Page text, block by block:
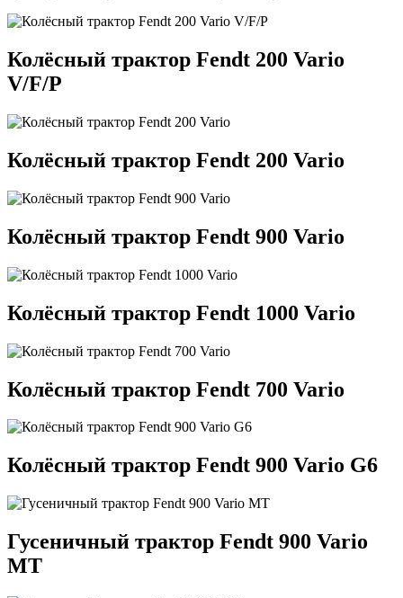
Колёсный трактор Fendt 200 Vario
V/F/P
Колёсный трактор Fendt 200 Vario
Колёсный трактор Fendt 900 Vario
Колёсный трактор Fendt 1000 Vario
Колёсный трактор Fendt 700 Vario
Колёсный трактор Fendt 900 Vario G6
Гусеничный трактор Fendt 900 Vario
MT